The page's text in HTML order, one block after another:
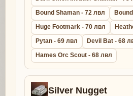
Bound Shaman - 72 лвл
Huge Footmark - 70 лвл
Pytan - 69 лвл
Devil Bat - 68
Hames Orc Scout - 68 лвл
Silver Nugget